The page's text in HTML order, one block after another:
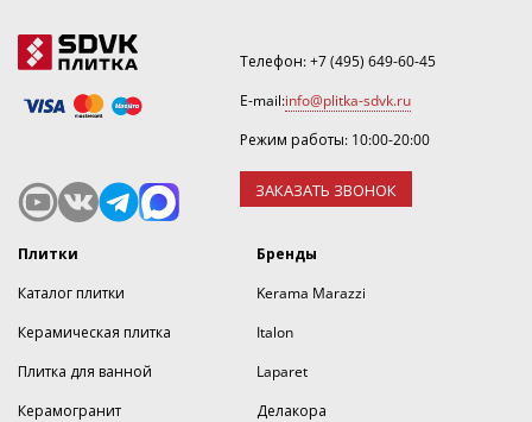
Телефон:+7 (495) 649-60-45
E-mail:info@plitka-sdvk.ru
Режим работы: 10:00-20:00
ЗАКАЗАТЬ ЗВОНОК
Плитки
Каталог плитки
Керамическая плитка
Плитка для ванной
Керамогранит
Бренды
Kerama Marazzi
Italon
Laparet
Делакора